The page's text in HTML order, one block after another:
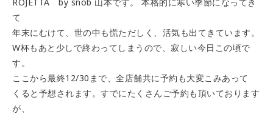
て
年末にむけて、世の中も慌ただしく、活気も出てきています。
W杯もあと少しで終わってしまうので、寂しい今日この頃で
す。
ここから最終12/30まで、全店舗共に予約も大変こみあって
くると予想されます。すでにたくさんご予約も頂いております
が、